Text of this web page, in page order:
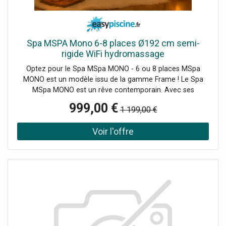
Spa MSPA Mono 6-8 places Ø192 cm semi-
rigide WiFi hydromassage
Optez pour le Spa MSpa MONO - 6 ou 8 places MSpa
MONO est un modèle issu de la gamme Frame ! Le Spa
MSpa MONO est un rêve contemporain. Avec ses
et brillent à la lumière, ce magnifique spa offre une
atmosphère chaleureuse et accueillante. Le design est
intemporel et accrocheur pour s'harmoniser avec
l'esthétique de votre maison. [fsm display="image"
grâce à notre interface utilisateur intuitive. Recevez
facilement des conseils, des avis et des messages
d'alarme lors de vos déplacements afin d'être toujours au
courant. Boîtier de contrôle tout-en-un Toutes les
999,00 € 1 199,00 €